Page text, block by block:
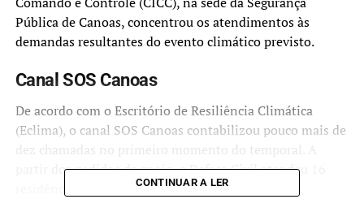
Pública de Canoas, concentrou os atendimentos às
demandas resultantes do evento climático previsto.
Canal SOS Canoas
De acordo com o Escritório de Resiliência Climática
(Eclima), o canal SOS Canoas contabilizou pouco mais de
dez chamadas no primeiro momento do temporal. A
partir dos pedidos de apoio, a Defesa Civil atendeu 16
residências com destelhamento e três demandas
CONTINUAR A LER